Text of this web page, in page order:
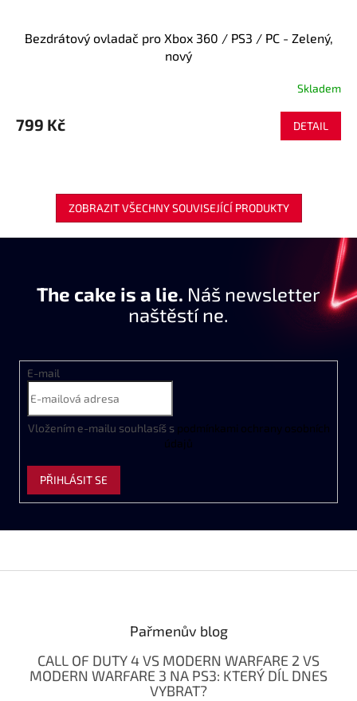
Bezdrátový ovladač pro Xbox 360 / PS3 / PC - Zelený,
nový
Skladem
799 Kč DETAIL
ZOBRAZIT VŠECHNY SOUVISEJÍCÍ PRODUKTY
The cake is a lie. Náš newsletter
naštěstí ne.
E-mail
Vložením e-mailu souhlasíš s podmínkami ochrany osobních
údajů
PŘIHLÁSIT SE
Pařmenův blog
CALL OF DUTY 4 VS MODERN WARFARE 2 VS
MODERN WARFARE 3 NA PS3: KTERÝ DÍL DNES
VYBRAT?